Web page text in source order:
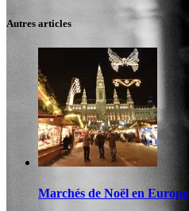
Autres articles
Marchés de Noël en Europe